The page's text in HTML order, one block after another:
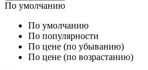
По умолчанию
По умолчанию
По популярности
По цене (по убыванию)
По цене (по возрастанию)